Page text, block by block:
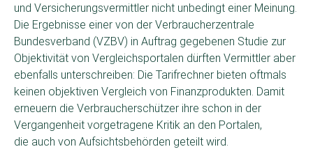
und Versicherungsvermittler nicht unbedingt einer Meinung.
Die Ergebnisse einer von der Verbraucherzentrale
Bundesverband (VZBV) in Auftrag gegebenen Studie zur
Objektivität von Vergleichsportalen dürften Vermittler aber
ebenfalls unterschreiben: Die Tarifrechner bieten oftmals
keinen objektiven Vergleich von Finanzprodukten. Damit
erneuern die Verbraucherschützer ihre schon in der
Vergangenheit vorgetragene Kritik an den Portalen,
die auch von Aufsichtsbehörden geteilt wird.